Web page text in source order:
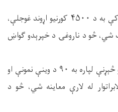
د پروګرام د عملي برخې په ترڅ کې به د ۴۵۰۰ کورنیو اړوند غوجلې،
شي، څو د ناروغۍ د خپرېدو ګواښ
همداراز، د ناروغۍ د تشخیص او څېړنې لپاره به ۹۰ د وینې نمونې او
له لارې معاینه شي، څو د